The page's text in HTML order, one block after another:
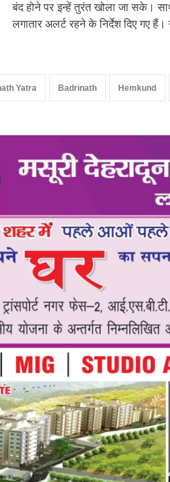
बंद होने पर इन्हें तुरंत खोला जा सके।
लगातार अलर्ट रहने के निर्देश दिए गए
Yatra Badrinath Hemkund